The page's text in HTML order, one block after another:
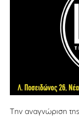
Την αναγνώριση